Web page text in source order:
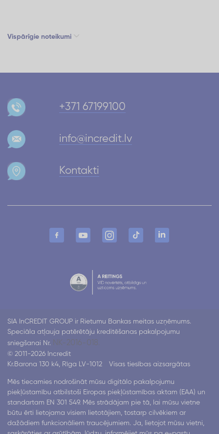
Vispārīgie noteikumi
+371 67199100
info@incredit.lv
Kontakti
SIA InCREDIT GROUP ir Rietumu Bankas meitas uzņēmums.
Speciāla atļauja patērētāju kreditēšanas pakalpojumu
sniegšanai Nr. NK-2016-018.
© 2011-2026 Incredit
Kr.Barona 130 k4, Rīga LV-1012
Visas tiesības aizsargātas
Mēs tiecamies nodrošināt mūsu digitālo pakalpojumu
piekļūstamību atbilstoši Eiropas piekļūstamības aktam (EAA) un
standartam EN 301 549. Mēs strādājam pie tā, lai mūsu vietne
būtu ērti lietojama visiem lietotājiem, tostarp cilvēkiem ar
dažādiem funkcionāliem traucējumiem. Ja, lietojot mūsu vietni,